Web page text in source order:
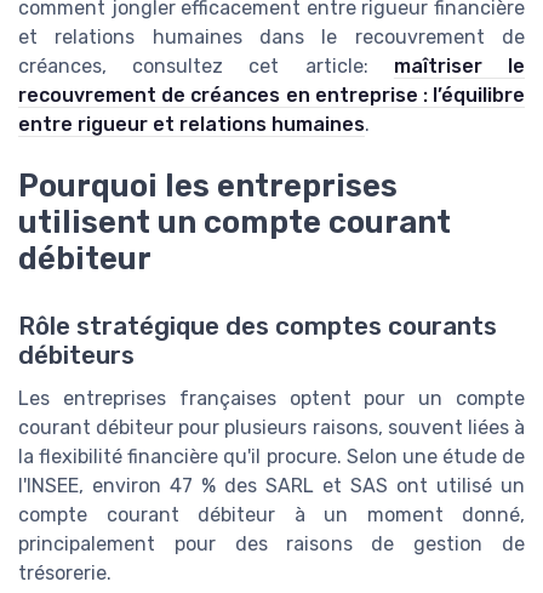
comment jongler efficacement entre rigueur financière
et relations humaines dans le recouvrement de
créances, consultez cet article: maîtriser le
recouvrement de créances en entreprise : l’équilibre
entre rigueur et relations humaines.
Pourquoi les entreprises
utilisent un compte courant
débiteur
Rôle stratégique des comptes courants
débiteurs
Les entreprises françaises optent pour un compte
courant débiteur pour plusieurs raisons, souvent liées à
la flexibilité financière qu'il procure. Selon une étude de
l'INSEE, environ 47 % des SARL et SAS ont utilisé un
compte courant débiteur à un moment donné,
principalement pour des raisons de gestion de
trésorerie.